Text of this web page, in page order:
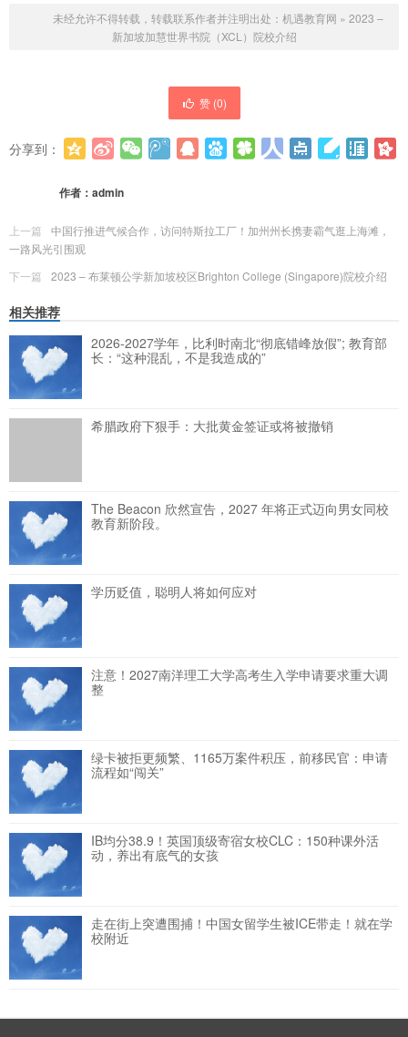
未经允许不得转载，转载联系作者并注明出处： 机遇教育网 » 2023 –
新加坡加慧世界书院（XCL）院校介绍
赞 (0)
分享到：
作者： admin
上一篇
中国行推进气候合作，访问特斯拉工厂！加州州长携妻霸气逛上海滩，
一路风光引围观
下一篇
2023 – 布莱顿公学新加坡校区Brighton College (Singapore)院校介绍
相关推荐
2026-2027学年，比利时南北“彻底错峰放假”; 教育部
长：“这种混乱，不是我造成的”
希腊政府下狠手：大批黄金签证或将被撤销
The Beacon 欣然宣告，2027 年将正式迈向男女同校
教育新阶段。
学历贬值，聪明人将如何应对
注意！2027南洋理工大学高考生入学申请要求重大调
整
绿卡被拒更频繁、1165万案件积压，前移民官：申请
流程如“闯关”
IB均分38.9！英国顶级寄宿女校CLC：150种课外活
动，养出有底气的女孩
走在街上突遭围捕！中国女留学生被ICE带走！就在学
校附近